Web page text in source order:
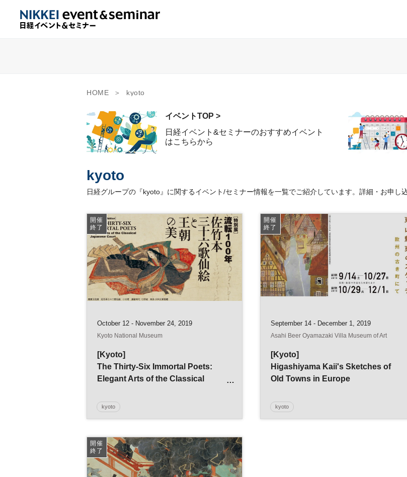
HOME kyoto
イベントTOP >
日経イベント&セミナーのおすすめイベント
はこちらから
kyoto
日経グループの『kyoto』に関するイベント/セミナー情報を一覧でご紹介しています。詳細・お申し
開催
終了
October 12 - November 24, 2019
Kyoto National Museum
[Kyoto]
The Thirty-Six Immortal Poets:
Elegant Arts of the Classical
kyoto
開催
終了
September 14 - December 1, 2019
Asahi Beer Oyamazaki Villa Museum of Art
[Kyoto]
Higashiyama Kaii's Sketches of
Old Towns in Europe
kyoto
開催
終了